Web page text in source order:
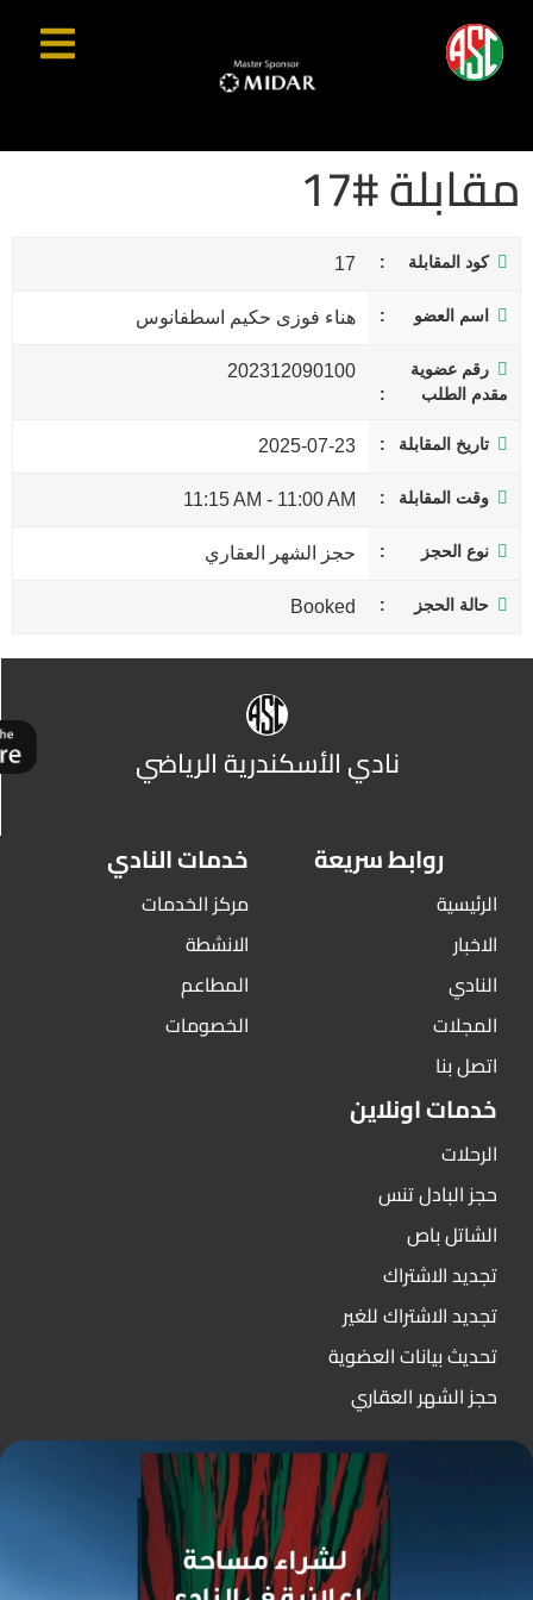
مقابلة #17
كود المقابلة 17
اسم العضو هناء فوزى حكيم اسطفانوس
رقم عضوية
مقدم الطلب
202312090100
تاريخ المقابلة 2025-07-23
وقت المقابلة 11:00 AM
-
11:15 AM
نوع الحجز حجز الشهر العقاري
حالة الحجز Booked
نادي الأسكندرية الرياضي
روابط سريعة
الرئيسية
الاخبار
النادي
المجلات
اتصل بنا
خدمات النادي
مركز الخدمات
الانشطة
المطاعم
الخصومات
خدمات اونلاين
الرحلات
حجز البادل تنس
الشاتل باص
تجديد الاشتراك
تجديد الاشتراك للغير
تحديث بيانات العضوية
حجز الشهر العقاري